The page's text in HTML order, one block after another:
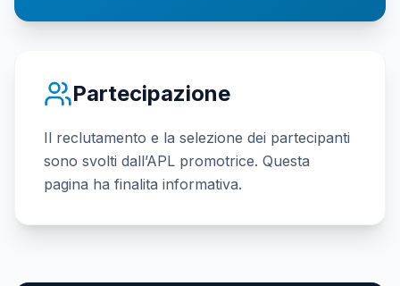
Partecipazione
Il reclutamento e la selezione dei partecipanti
sono svolti dall’APL promotrice. Questa
pagina ha finalita informativa.